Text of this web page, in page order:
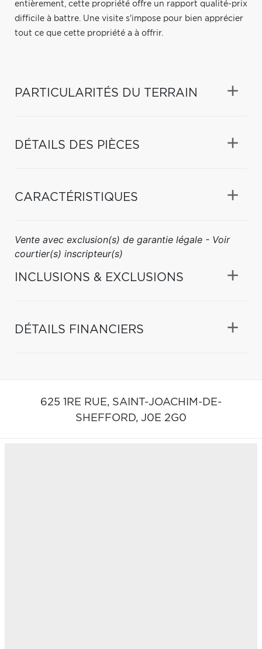
entièrement, cette propriété offre un rapport qualité-prix
difficile à battre. Une visite s'impose pour bien apprécier
tout ce que cette propriété a à offrir.
PARTICULARITÉS DU TERRAIN
DÉTAILS DES PIÈCES
CARACTÉRISTIQUES
Vente avec exclusion(s) de garantie légale - Voir
courtier(s) inscripteur(s)
INCLUSIONS & EXCLUSIONS
DÉTAILS FINANCIERS
625 1RE RUE, SAINT-JOACHIM-DE-
SHEFFORD, J0E 2G0